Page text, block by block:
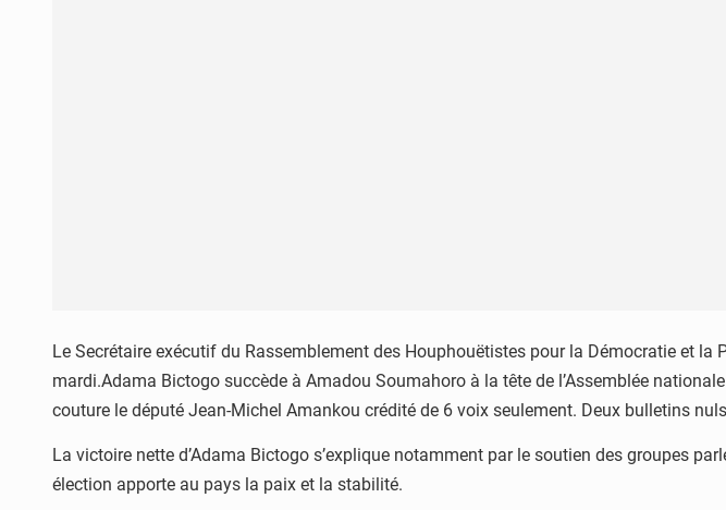
Le Secrétaire exécutif du Rassemblement des Houphouëtistes pour la Démocratie et
mardi.Adama Bictogo succède à Amadou Soumahoro à la tête de l’Assemblée
couture le député Jean-Michel Amankou crédité de 6 voix seulement. Deux bulletins
La victoire nette d’Adama Bictogo s’explique notamment par le soutien des groupes
élection apporte au pays la paix et la stabilité.